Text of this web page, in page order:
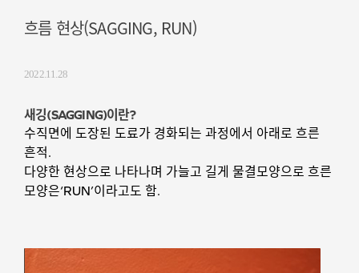
흐름 현상(SAGGING, RUN)
2022.11.28
새깅(SAGGING)이란?
수직면에 도장된 도료가 경화되는 과정에서 아래로 흐른
흔적.
다양한 현상으로 나타나며 가늘고 길게 물결모양으로 흐른
모양은‘RUN’이라고도 함.